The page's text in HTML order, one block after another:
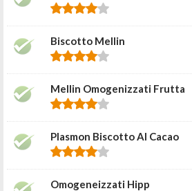
Biscotto Mellin
Mellin Omogenizzati Frutta
Plasmon Biscotto Al Cacao
Omogeneizzati Hipp